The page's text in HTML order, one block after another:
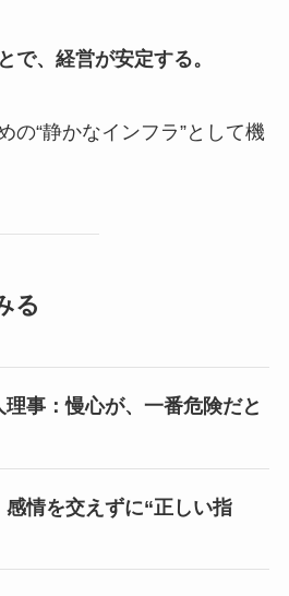
で、経営が安定する。
の“静かなインフラ”として機
る
事：慢心が、一番危険だと
感情を交えずに“正しい指